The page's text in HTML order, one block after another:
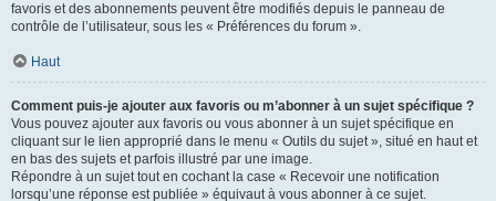
favoris et des abonnements peuvent être modifiés depuis le panneau de
contrôle de l’utilisateur, sous les « Préférences du forum ».
Haut
Comment puis-je ajouter aux favoris ou m’abonner à un sujet spécifique ?
Vous pouvez ajouter aux favoris ou vous abonner à un sujet spécifique en
cliquant sur le lien approprié dans le menu « Outils du sujet », situé en haut et
en bas des sujets et parfois illustré par une image.
Répondre à un sujet tout en cochant la case « Recevoir une notification
lorsqu’une réponse est publiée » équivaut à vous abonner à ce sujet.